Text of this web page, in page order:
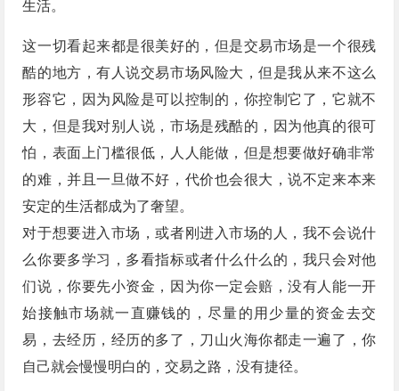
生活。
这一切看起来都是很美好的，但是交易市场是一个很残
酷的地方，有人说交易市场风险大，但是我从来不这么
形容它，因为风险是可以控制的，你控制它了，它就不
大，但是我对别人说，市场是残酷的，因为他真的很可
怕，表面上门槛很低，人人能做，但是想要做好确非常
的难，并且一旦做不好，代价也会很大，说不定来本来
安定的生活都成为了奢望。
对于想要进入市场，或者刚进入市场的人，我不会说什
么你要多学习，多看指标或者什么什么的，我只会对他
们说，你要先小资金，因为你一定会赔，没有人能一开
始接触市场就一直赚钱的，尽量的用少量的资金去交
易，去经历，经历的多了，刀山火海你都走一遍了，你
自己就会慢慢明白的，交易之路，没有捷径。